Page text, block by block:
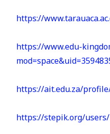
https://
https://www.edu-
https://ait.edu.za/
https://stepik.org/